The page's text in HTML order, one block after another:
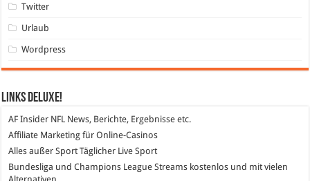
Twitter
Urlaub
Wordpress
Links DeLuXe!
AF Insider NFL News, Berichte, Ergebnisse etc.
Affiliate Marketing für Online-Casinos
Alles außer Sport Täglicher Live Sport
Bundesliga und Champions League Streams kostenlos und mit vielen